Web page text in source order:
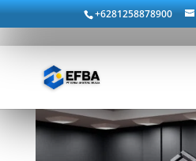
+6281258878900